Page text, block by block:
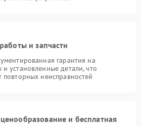
и запчасти
гарантия на
установленные детали, что
неисправностей
и бесплатная